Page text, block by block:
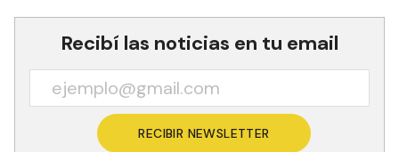
Recibí las noticias en tu email
RECIBIR NEWSLETTER